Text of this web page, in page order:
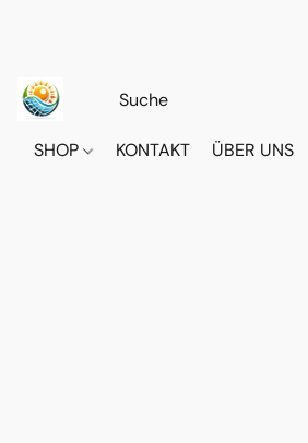
SHOP KONTAKT ÜBER UNS